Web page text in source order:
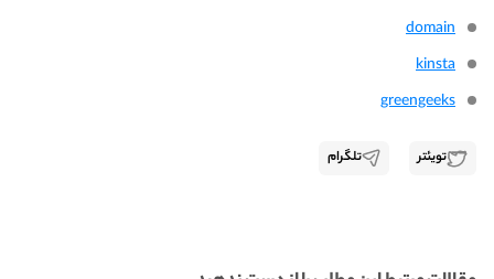
domain
kinsta
greengeeks
تویئتر تلگرام